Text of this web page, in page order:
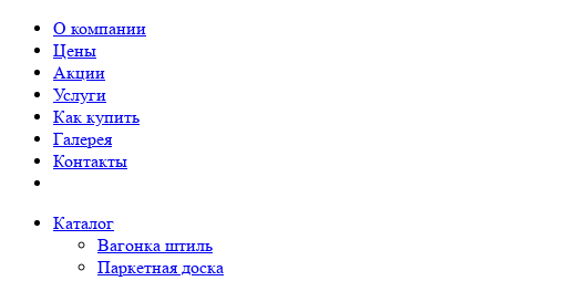
О компании
Цены
Акции
Услуги
Как купить
Галерея
Контакты
Каталог
Вагонка штиль
Паркетная доска